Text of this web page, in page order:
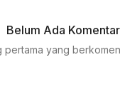
Belum Ada Komentar
pertama yang